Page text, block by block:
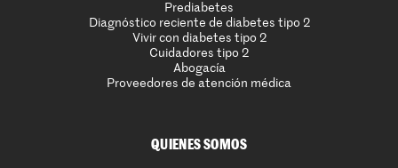
Prediabetes
Diagnóstico reciente de diabetes tipo 2
Vivir con diabetes tipo 2
Cuidadores tipo 2
Abogacía
Proveedores de atención médica
QUIENES SOMOS